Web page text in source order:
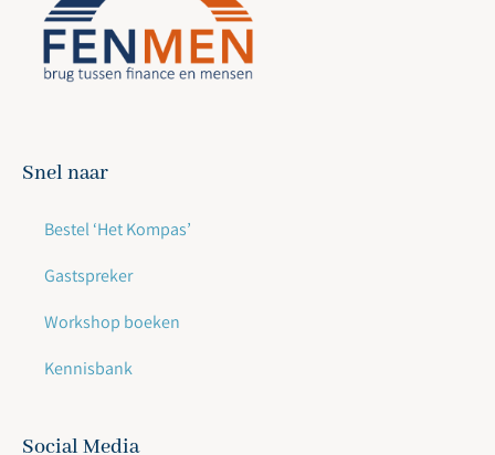
Snel naar
Bestel ‘Het Kompas’
Gastspreker
Workshop boeken
Kennisbank
Social Media